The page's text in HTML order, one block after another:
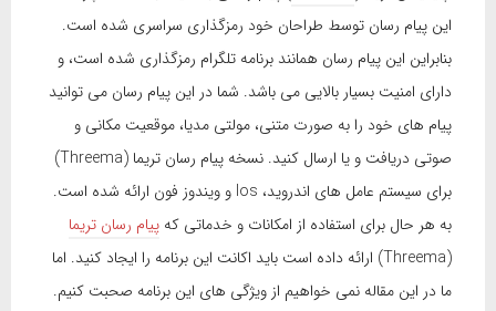
این پیام رسان توسط طراحان خود رمزگذاری سراسری شده است.
بنابراین این پیام رسان همانند برنامه تلگرام رمزگذاری شده است، و
دارای امنیت بسیار بالایی می باشد. شما در این پیام رسان می توانید
پیام های خود را به صورت متنی، مولتی مدیا، موقعیت مکانی و
صوتی دریافت و یا ارسال کنید. نسخه پیام رسان تریما (Threema)
برای سیستم عامل های اندروید، Ios و ویندوز فون ارائه شده است.
به هر حال برای استفاده از امکانات و خدماتی که پیام رسان تریما
(Threema) ارائه داده است باید اکانت این برنامه را ایجاد کنید. اما
ما در این مقاله نمی خواهیم از ویژگی های این برنامه صحبت کنیم.